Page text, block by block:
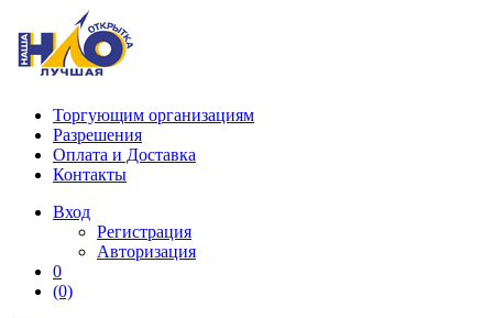
Торгующим организациям
Разрешения
Оплата и Доставка
Контакты
Вход
Регистрация
Авторизация
0
(0)